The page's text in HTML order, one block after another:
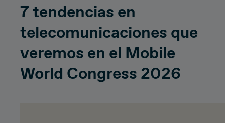
Network Strategy
Impacto social
Únete
Decidida Perfeccionista
Alegre Clásica
7 tendencias en
telecomunicaciones que
veremos en el Mobile
World Congress 2026